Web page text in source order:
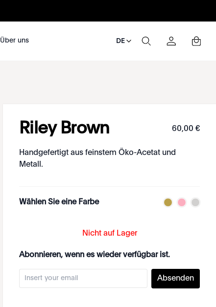
Über uns DE
Riley Brown 60,00 €
Handgefertigt aus feinstem Öko-Acetat und
Metall.
Wählen Sie eine Farbe
Nicht auf Lager
Abonnieren, wenn es wieder verfügbar ist.
Absenden